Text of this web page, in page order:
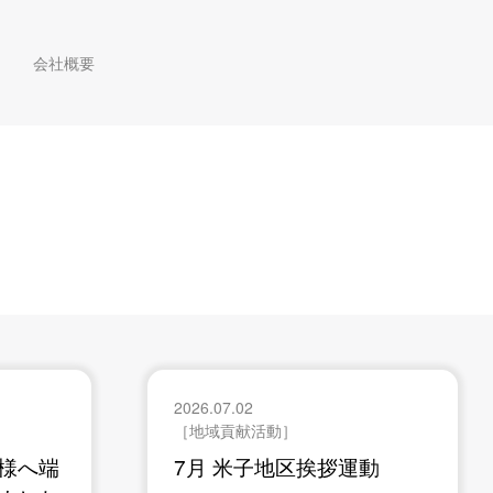
会社概要
へ端
2026.07.02
［地域貢献活動］
7月 米子地区挨拶運動